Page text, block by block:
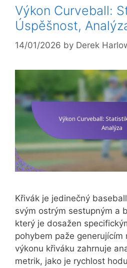
Výkon Curveball:
Úspěšnost,
14/01/2026 by Derek
Křivák je jedinečný
svým ostrým sestupným a
který je dosažen
pohybem paže generujícím
výkonu křiváku zahrnuje
metrik, jako je rychlost